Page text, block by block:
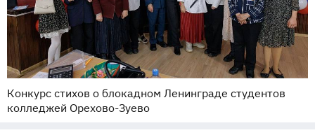
Конкурс стихов о блокадном Ленинграде студентов
колледжей Орехово-Зуево